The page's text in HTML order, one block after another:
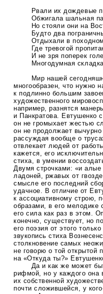
Рвали их дождевые
Обжигала шальная
Но стояли они на
Будто два
Отдыхали в
Где тревогой
И не зря поперек
Многодумная
Мир нашей
многообразен, что нужно
к подлинно большим
художественного
например, разнятся
и Панкратова. Евтушенко
он не громыхает жестью
он не продолжает
рассуждая вообще о
отвлекает людей от
кажется, его
стиха, в умении
Двумя строчками: «и
ладоней, ржавых от
смысле его последний
удачное. В отличие от
к ассоциативному строю,
образами, в его мелодике
его сила как раз в этом.
конечно, существует, но
его поэзия от этого
звукопись стиха
столкновение самых
не говорю о той открытой
на «Откуда ты?»
Да и как же может
рифмой, но у каждого она
их собственной
почти сложившейся, у